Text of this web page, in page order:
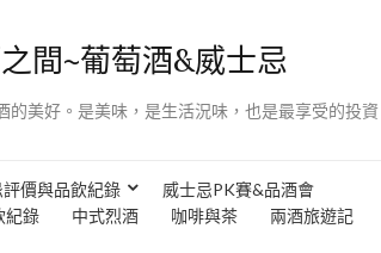
間~葡萄酒&威士忌
的美好。是美味，是生活況味，也是最享受的投資
評價與品飲紀錄
威士忌PK賽&品酒會
紀錄 中式烈酒 咖啡與茶 兩酒旅遊記